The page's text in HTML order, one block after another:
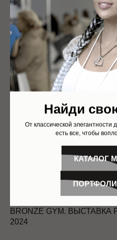
BRONZE GYM.
2024
Найди
От классической элегантности
есть все, чтобы
КАТАЛОГ